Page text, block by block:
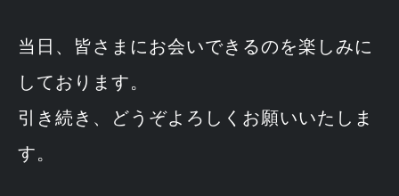
当日、皆さまにお会いできるのを楽しみに
しております。
引き続き、どうぞよろしくお願いいたしま
す。